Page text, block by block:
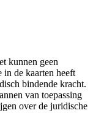
kunnen geen
de kaarten heeft
bindende kracht.
van toepassing
over de juridische